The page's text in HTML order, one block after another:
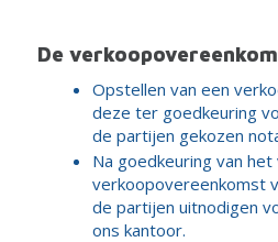
De
Opstellen van een
deze ter goedkeuring
de partijen gekozen
Na goedkeuring van
verkoopovereenkomst
de partijen uitnodigen
ons kantoor.